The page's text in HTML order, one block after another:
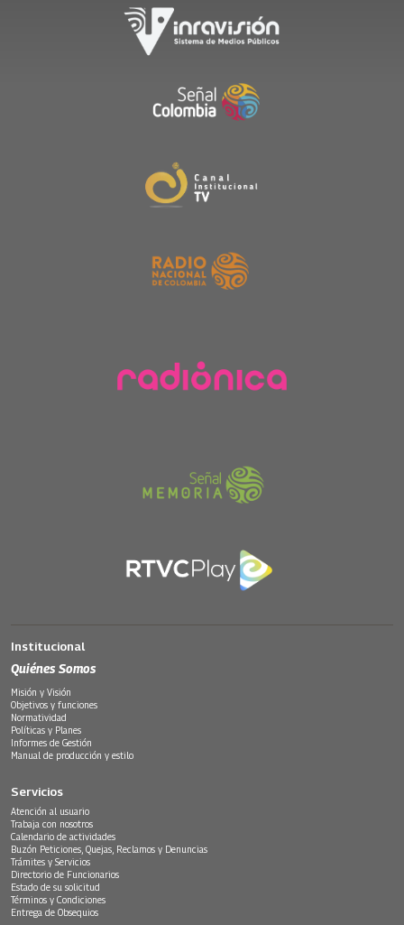
Institucional
Quiénes Somos
Misión y Visión
Objetivos y funciones
Normatividad
Políticas y Planes
Informes de Gestión
Manual de producción y estilo
Servicios
Atención al usuario
Trabaja con nosotros
Calendario de actividades
Buzón Peticiones, Quejas, Reclamos y Denuncias
Trámites y Servicios
Directorio de Funcionarios
Estado de su solicitud
Términos y Condiciones
Entrega de Obsequios